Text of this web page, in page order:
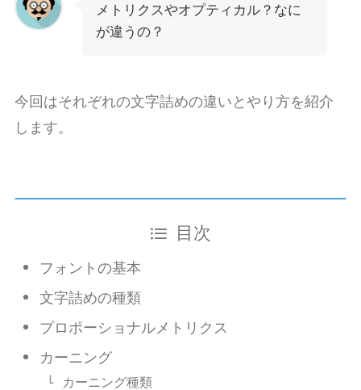
メトリクスやオプティカル？なに
が違うの？
今回はそれぞれの文字詰めの違いとやり方を紹介
します。
目次
フォントの基本
文字詰めの種類
プロポーショナルメトリクス
カーニング
カーニング種類